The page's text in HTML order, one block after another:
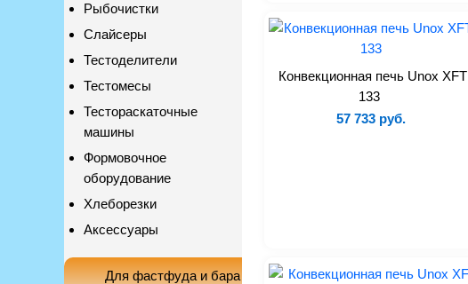
Рыбочистки
Слайсеры
Тестоделители
Тестомесы
Тестораскаточные
машины
Формовочное
оборудование
Хлеборезки
Аксессуары
Для фастфуда и бара
Конвекционная печь Unox XFT
133
57 733 руб.